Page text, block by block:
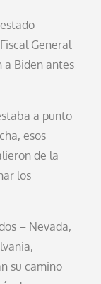
General
a Biden antes
a punto
esos
de la
los
– Nevada,
su camino